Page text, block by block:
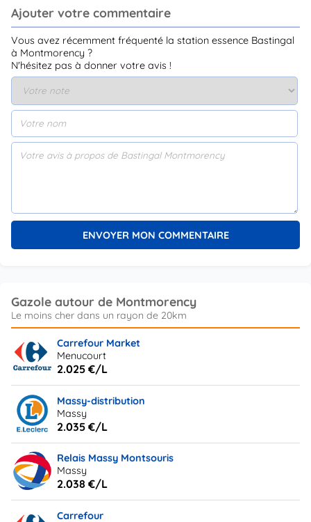
Ajouter votre commentaire
Vous avez récemment fréquenté la station essence Bastingal
à Montmorency ?
N'hésitez pas à donner votre avis !
Gazole autour de Montmorency
Carrefour Market
Menucourt
2.025 €/L
Massy-distribution
Massy
2.035 €/L
Relais Massy Montsouris
Massy
2.038 €/L
Carrefour